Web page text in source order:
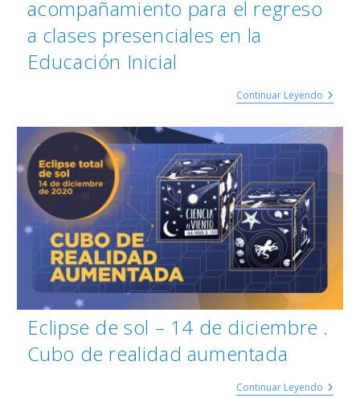
acompañamiento para el regreso
a clases presenciales en la
Educación Inicial
Continuar Leyendo
Eclipse de sol – 14 de diciembre .
Cubo de realidad aumentada
Continuar Leyendo